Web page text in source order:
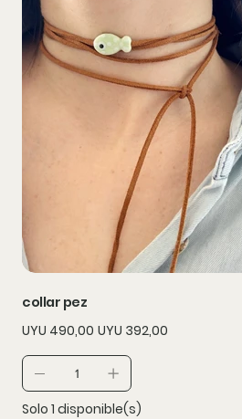
collar pez
Precio
original
UYU 490,00 Precio
de
UYU 392,00
Solo 1 disponible(s)